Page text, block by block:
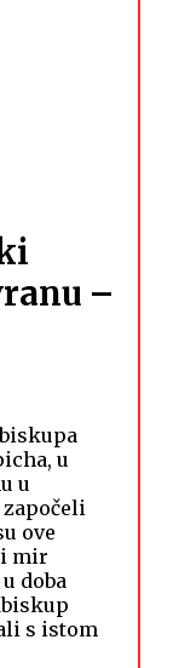
–
u
u
ove
mir
doba
s istom